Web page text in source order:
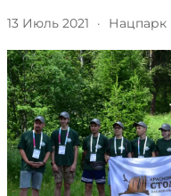
13 Июль 2021 · Нацпарк